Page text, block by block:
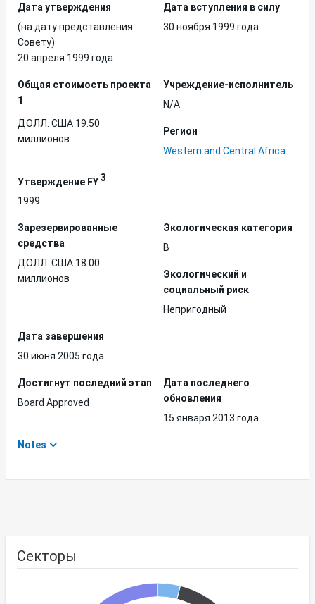
Дата утверждения
(на дату представления
Совету)
20 апреля 1999 года
Дата вступления в силу
30 ноября 1999 года
Общая стоимость проекта
1
ДОЛЛ. США 19.50
миллионов
Учреждение-исполнитель
N/A
Регион
Western and Central Africa
Утверждение FY3
1999
Зарезервированные
средства
ДОЛЛ. США 18.00
миллионов
Экологическая категория
B
Экологический и
социальный риск
Непригодный
Дата завершения
30 июня 2005 года
Достигнут последний этап
Board Approved
Дата последнего
обновления
15 января 2013 года
Notes
Секторы